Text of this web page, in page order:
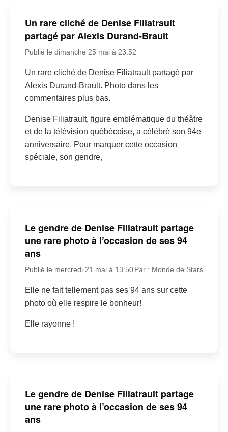
Un rare cliché de Denise Filiatrault
partagé par Alexis Durand-Brault
Publié le dimanche 25 mai à 23:52
Un rare cliché de Denise Filiatrault partagé par
Alexis Durand-Brault. Photo dans les
commentaires plus bas.
Denise Filiatrault, figure emblématique du théâtre
et de la télévision québécoise, a célébré son 94e
anniversaire. Pour marquer cette occasion
spéciale, son gendre,
Le gendre de Denise Filiatrault partage
une rare photo à l’occasion de ses 94
ans
Publié le mercredi 21 mai à 13:50 Par : Monde de Stars
Elle ne fait tellement pas ses 94 ans sur cette
photo où elle respire le bonheur!
Elle rayonne !
Le gendre de Denise Filiatrault partage
une rare photo à l’occasion de ses 94
ans